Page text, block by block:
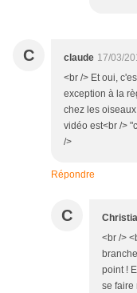
C claude 17/03/
<br /> Et oui,
exception à la
chez les
vidéo est<br />
/>
Répondre
C
<br />
point !
se faire